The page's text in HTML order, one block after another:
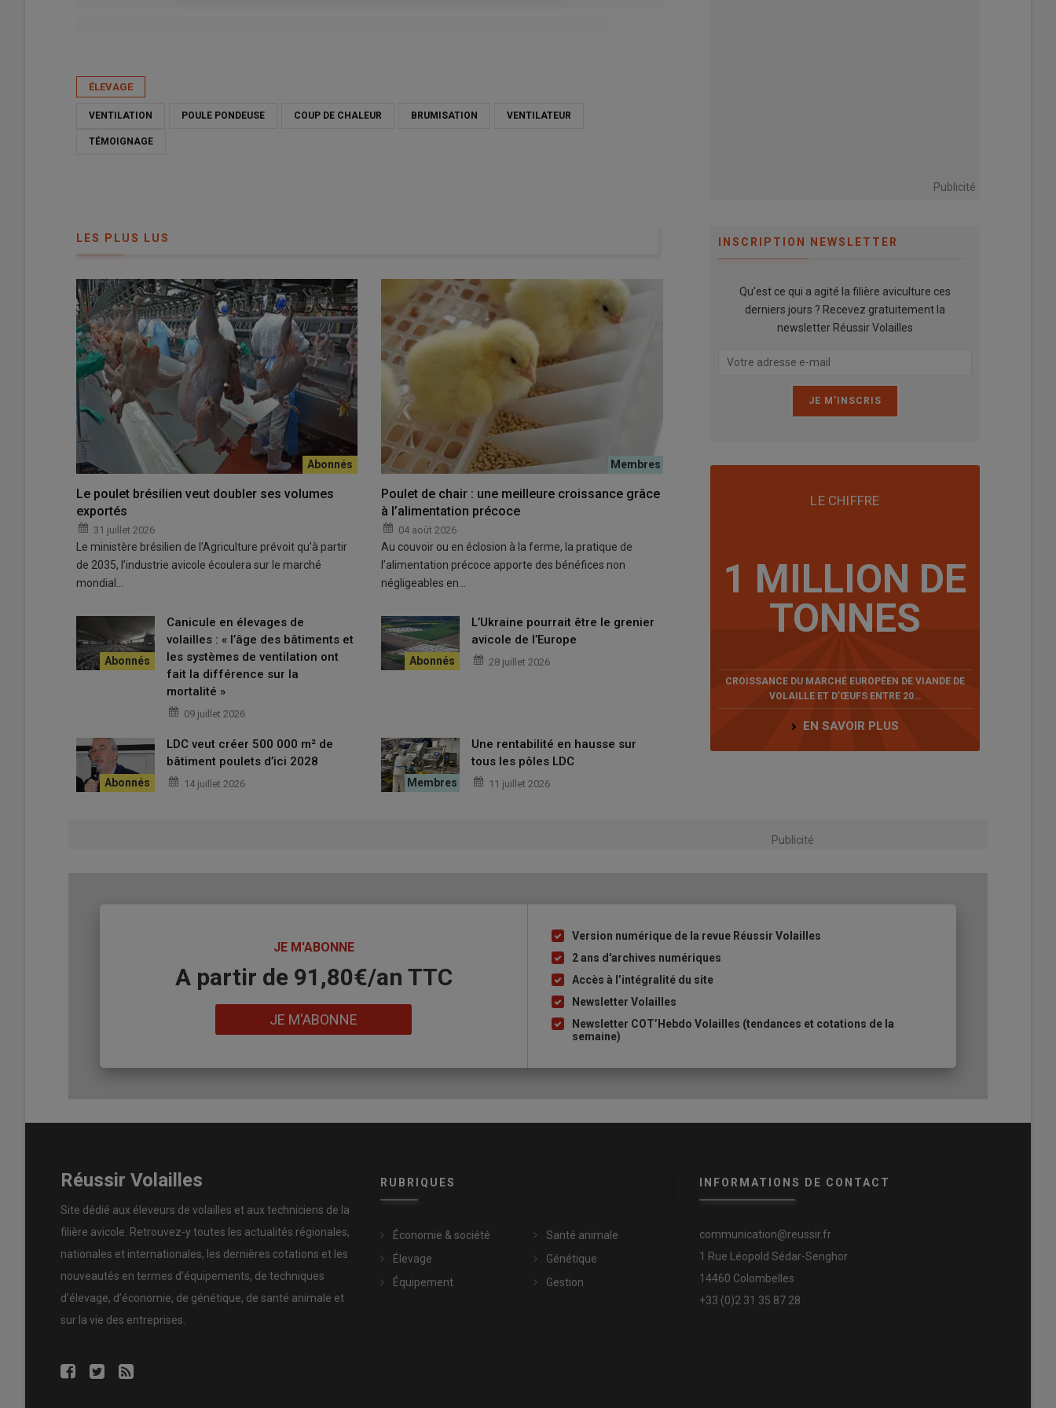
de la Siac (installateur) et de Benoît Pineau de Skov.
© E. Le Corre
« Nous sommes de plus en plus limités avec l’usage de la brume. En Espagne ou en Italie, ils sont déjà équipés de
panneaux pad cooling »
, partage Loïc Thomas, éleveur associé de la Scea de la Higadère à Brugnens dans le Gers, qui a
d’une ventilation latérale ou tunnel selon la saison.
lire aussi : Coup de chaleur « J’ai l’esprit plus tranquille avec les panneaux pad cooling installés dans
mes bâtiments de poulets »
Pour l’éleveur, la brume présente des limites techniques, notamment les jours où l’humidité dépasse 80 % dans le Gers.
Achetés en 2024, les bâtiments sont conçus avec trois salles d’élevage, sur trois niveaux, gérés indépendamment,
avec à l’origine, un système de ventilation dynamique transversale avec brume.
« La température extérieure peut
atteindre entre 40 et 45 °C sur deux à trois semaines dans l’été. Gérer trois salles est assez complexe, encore plus lorsque
plus chaud de l’été 2025, à 41,8 °C en extérieur, le boîtier BlueControl a enregistré une température intérieure de
28,3 °C dans le bâtiment et un ressenti pour les animaux de 25,4 °C (soit 16 °C d’abattement). Cela se traduit par un
poulailler a lui aussi été rénové entre septembre 2025 et avril 2026 quasiment à l’identique.
ÉLEVAGE
VENTILATION POULE PONDEUSE COUP DE CHALEUR BRUMISATION VENTILATEUR
TÉMOIGNAGE
Publicité
LES PLUS LUS
Le poulet brésilien veut doubler ses volumes
exportés
31 juillet 2026
Le ministère brésilien de l’Agriculture prévoit qu’à partir
de 2035, l’industrie avicole écoulera sur le marché
mondial…
Poulet de chair : une meilleure croissance grâce
à l’alimentation précoce
04 août 2026
Au couvoir ou en éclosion à la ferme, la pratique de
l’alimentation précoce apporte des bénéfices non
négligeables en…
Canicule en élevages de
volailles : « l’âge des bâtiments et
les systèmes de ventilation ont
fait la différence sur la
mortalité »
09 juillet 2026
L’Ukraine pourrait être le grenier
avicole de l’Europe
28 juillet 2026
LDC veut créer 500 000 m² de
bâtiment poulets d’ici 2028
14 juillet 2026
Une rentabilité en hausse sur
tous les pôles LDC
11 juillet 2026
INSCRIPTION NEWSLETTER
Qu’est ce qui a agité la filière aviculture ces
derniers jours ? Recevez gratuitement la
newsletter Réussir Volailles
LE CHIFFRE
1 MILLION DE
TONNES
CROISSANCE DU MARCHÉ EUROPÉEN DE VIANDE DE
VOLAILLE ET D’ŒUFS ENTRE 20…
EN SAVOIR PLUS
Publicité
JE M'ABONNE
BodyA partir de 91,80€/an​ TTC
JE M'ABONNE
Liste
à
puce
Version numérique de la revue Réussir Volailles
2 ans d'archives numériques
Accès à l’intégralité du site
Newsletter Volailles
Newsletter COT’Hebdo Volailles (tendances et cotations de la
semaine)
Réussir Volailles
Site dédié aux éleveurs de volailles et aux techniciens de la
filière avicole. Retrouvez-y toutes les actualités régionales,
nationales et internationales, les dernières cotations et les
nouveautés en termes d’équipements, de techniques
d’élevage, d’économie, de génétique, de santé animale et
sur la vie des entreprises.
RUBRIQUES
Économie & société
Élevage
Équipement
Santé animale
Génétique
Gestion
INFORMATIONS DE CONTACT
communication@reussir.fr
1 Rue Léopold Sédar-Senghor
14460 Colombelles
+33 (0)2 31 35 87 28